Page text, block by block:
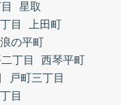
星取
目
上田町
浪の平町
丁目
西琴平町
戸町三丁目
目